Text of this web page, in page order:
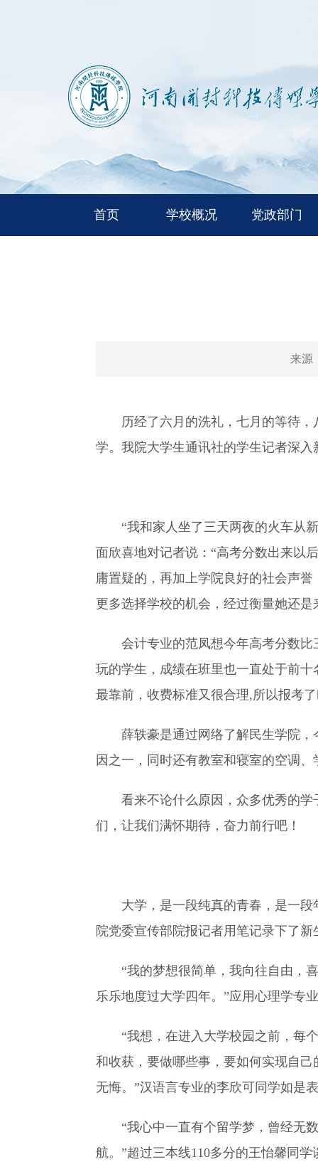
首页 学校概况 党政部门
来源
历经了六月的洗礼，七月的等待
学。我院大学生通讯社的学生记者深
“我和家人坐了三天两夜的火车从
面欣喜地对记者说：“高考分数出来以
庸置疑的，再加上学院良好的社会声
更多选择学校的机会，经过衡量她还
会计专业的范凤想今年高考分数
玩的学生，成绩在班里也一直处于前
最靠前，收费标准又很合理,所以报考
薛轶豪是通过网络了解民生学院
因之一，同时还有教室和寝室的空调
看来不论什么原因，众多优秀的
们，让我们满怀期待，奋力前行吧！
大学，是一段纯真的青春，是一
院党委宣传部院报记者用笔记录下了
“我的梦想很简单，我向往自由，
乐乐地度过大学四年。”应用心理学专
“我想，在进入大学校园之前，每
和收获，要做哪些事，要如何实现自
无悔。”汉语言专业的李欣可同学如是
“我心中一直有个留学梦，曾经无
航。”超过三本线110多分的王怡馨同学